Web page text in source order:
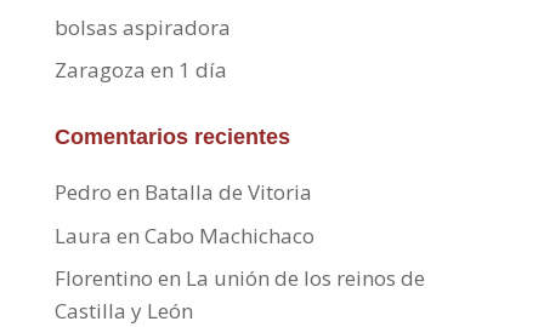
bolsas aspiradora
Zaragoza en 1 día
Comentarios recientes
Pedro en Batalla de Vitoria
Laura en Cabo Machichaco
Florentino en La unión de los reinos de
Castilla y León